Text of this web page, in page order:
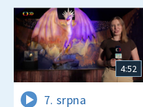
4:52
7. srpna